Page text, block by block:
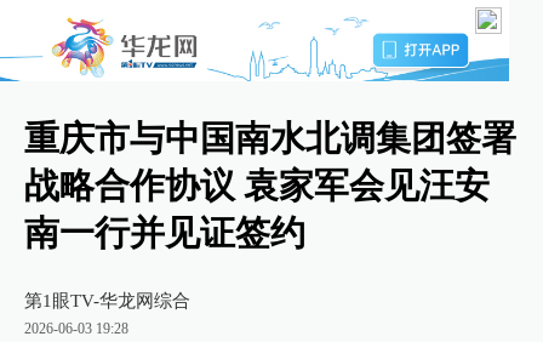
重庆市与中国南水北调集团签署
战略合作协议 袁家军会见汪安
南一行并见证签约
第1眼TV-华龙网综合
2026-06-03 19:28